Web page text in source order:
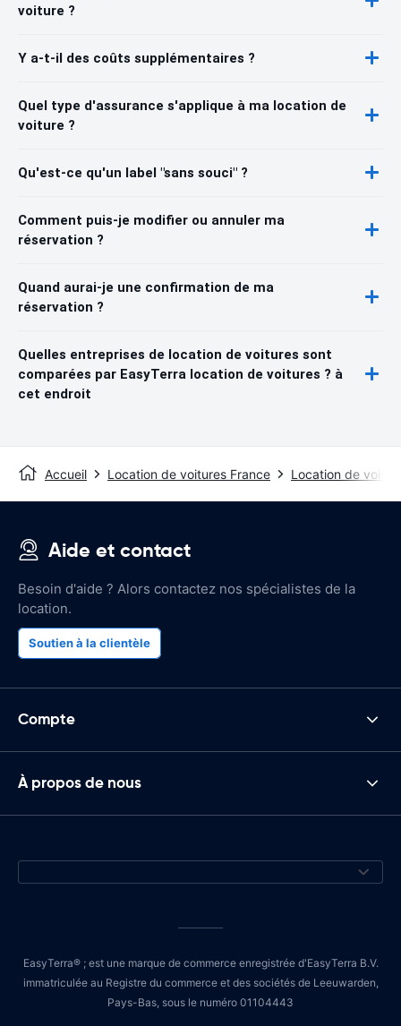
voiture ?
Y a-t-il des coûts supplémentaires ?
Quel type d'assurance s'applique à ma location de
voiture ?
Qu'est-ce qu'un label "sans souci" ?
Comment puis-je modifier ou annuler ma
réservation ?
Quand aurai-je une confirmation de ma
réservation ?
Quelles entreprises de location de voitures sont
comparées par EasyTerra location de voitures ? à
cet endroit
Accueil Location de voitures France Location de
Aide et contact
Besoin d'aide ? Alors contactez nos spécialistes de la
location.
Soutien à la clientèle
Compte
À propos de nous
EasyTerra® ; est une marque de commerce enregistrée d'EasyTerra B.V.
immatriculée au Registre du commerce et des sociétés de Leeuwarden,
Pays-Bas, sous le numéro 01104443